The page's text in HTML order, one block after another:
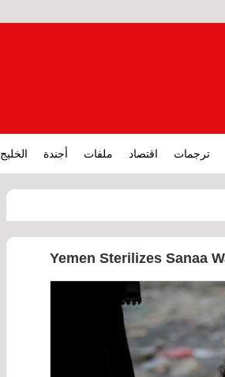
ترجمات اقتصاد ملفات أجندة الخليج
Yemen Sterilizes Sanaa